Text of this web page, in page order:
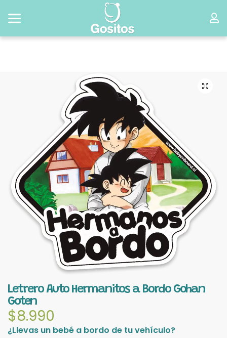
Letrero Auto Hermanitos a Bordo Gohan
Goten
$8.990
¿Llevas un bebé a bordo de tu vehículo?